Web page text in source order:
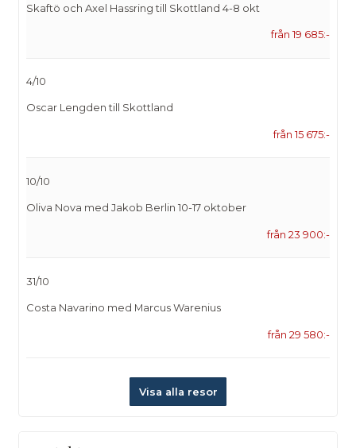
Skaftö och Axel Hassring till Skottland 4-8 okt
från 19 685:-
4/10
Oscar Lengden till Skottland
från 15 675:-
10/10
Oliva Nova med Jakob Berlin 10-17 oktober
från 23 900:-
31/10
Costa Navarino med Marcus Warenius
från 29 580:-
Visa alla resor